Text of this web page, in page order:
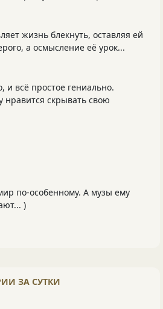
жизнь блекнуть, оставляя ей
а осмысление её урок...
и всё простое гениально.
нравится скрывать свою
по-особенному. А музы ему
)
ЗА СУТКИ